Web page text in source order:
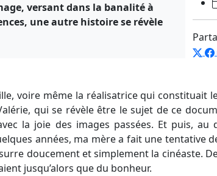
versant dans la banalité à
une autre histoire se révèle
voire même la réalisatrice qui constituait
qui se révèle être le sujet de ce
la joie des images passées. Et puis, au
années, ma mère a fait une tentative
doucement et simplement la cinéaste.
jusqu’alors que du bonheur.